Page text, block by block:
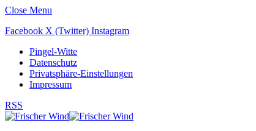
Close Menu
Facebook X (Twitter) Instagram
Pingel-Witte
Datenschutz
Privatsphäre-Einstellungen
Impressum
RSS